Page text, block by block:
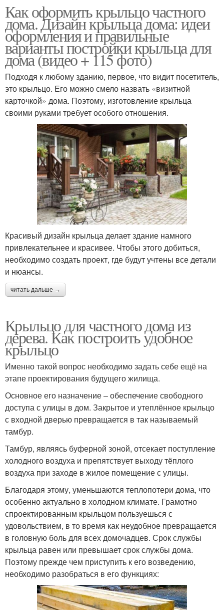
Как оформить крыльцо частного
дома. Дизайн крыльца дома: идеи
оформления и правильные
варианты постройки крыльца для
дома (видео + 115 фото)
Подходя к любому зданию, первое, что видит посетитель,
это крыльцо. Его можно смело назвать «визитной
карточкой» дома. Поэтому, изготовление крыльца
своими руками требует особого отношения.
Красивый дизайн крыльца делает здание намного
привлекательнее и красивее. Чтобы этого добиться,
необходимо создать проект, где будут учтены все детали
и нюансы.
читать дальше →
Крыльцо для частного дома из
дерева. Как построить удобное
крыльцо
Именно такой вопрос необходимо задать себе ещё на
этапе проектирования будущего жилища.
Основное его назначение – обеспечение свободного
доступа с улицы в дом. Закрытое и утеплённое крыльцо
с входной дверью превращается в так называемый
тамбур.
Тамбур, являясь буферной зоной, отсекает поступление
холодного воздуха и препятствует выходу тёплого
воздуха при заходе в жилое помещение с улицы.
Благодаря этому, уменьшаются теплопотери дома, что
особенно актуально в холодном климате. Грамотно
спроектированным крыльцом пользуешься с
удовольствием, в то время как неудобное превращается
в головную боль для всех домочадцев. Срок службы
крыльца равен или превышает срок службы дома.
Поэтому прежде чем приступить к его возведению,
необходимо разобраться в его функциях: